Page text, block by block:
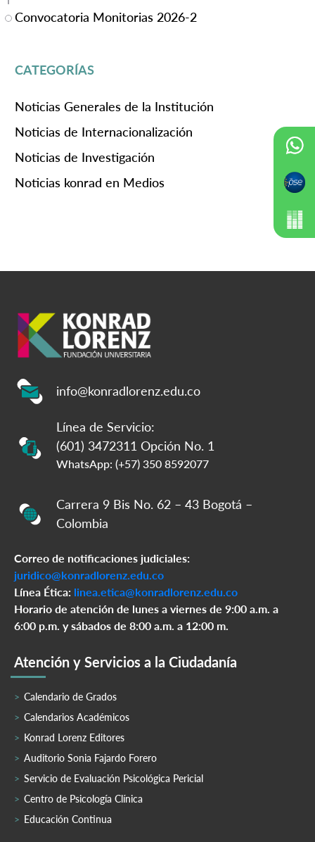
Convocatoria Monitorias 2026-2
CATEGORÍAS
Noticias Generales de la Institución
Noticias de Internacionalización
Noticias de Investigación
Noticias konrad en Medios
info@konradlorenz.edu.co
Línea de Servicio:
(601) 3472311 Opción No. 1
WhatsApp: (+57) 350 8592077
Carrera 9 Bis No. 62 – 43 Bogotá –
Colombia
Correo de notificaciones judiciales:
juridico@konradlorenz.edu.co
Línea Ética: linea.etica@konradlorenz.edu.co
Horario de atención de lunes a viernes de 9:00 a.m. a
6:00 p.m. y sábados de 8:00 a.m. a 12:00 m.
Atención y Servicios a la Ciudadanía
Calendario de Grados
Calendarios Académicos
Konrad Lorenz Editores
Auditorio Sonia Fajardo Forero
Servicio de Evaluación Psicológica Pericial
Centro de Psicología Clínica
Educación Continua